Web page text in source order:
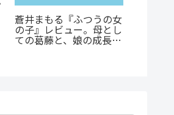
蒼井まもる『ふつうの女
の子』レビュー。母とし
ての葛藤と、娘の成長に
涙が止まらない